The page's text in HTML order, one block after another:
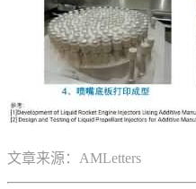
文章来源：AMLetters